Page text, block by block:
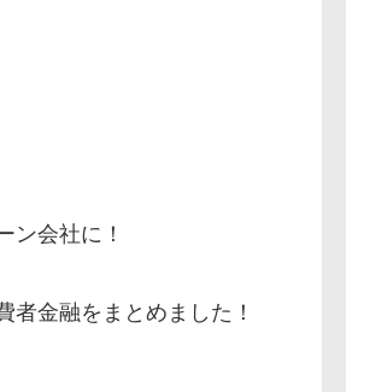
ン会社に！
金融をまとめました！